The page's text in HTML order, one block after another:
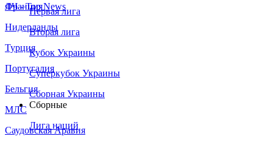
Франция
Нидерланды
Турция
Португалия
Бельгия
МЛС
Саудовская Аравия
ЛЧ - Top News
Первая лига
Вторая лига
Кубок Украины
Суперкубок Украины
Сборная Украины
Сборные
Лига наций